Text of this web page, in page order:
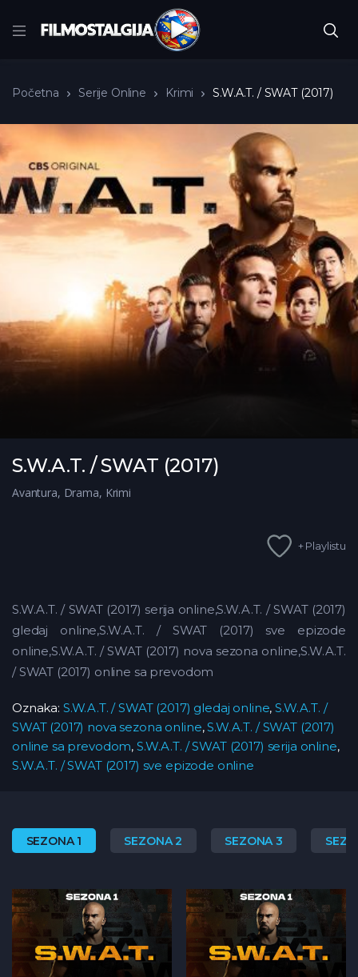
Početna Serije Online Krimi S.W.A.T. / SWAT (2017)
S.W.A.T. / SWAT (2017)
Avantura, Drama, Krimi
+ Playlistu
S.W.A.T. / SWAT (2017) serija online,S.W.A.T. / SWAT (2017)
gledaj online,S.W.A.T. / SWAT (2017) sve epizode
online,S.W.A.T. / SWAT (2017) nova sezona online,S.W.A.T.
/ SWAT (2017) online sa prevodom
Oznaka: S.W.A.T. / SWAT (2017) gledaj online,S.W.A.T. /
SWAT (2017) nova sezona online,S.W.A.T. / SWAT (2017)
online sa prevodom,S.W.A.T. / SWAT (2017) serija online,
S.W.A.T. / SWAT (2017) sve epizode online
SEZONA 1 SEZONA 2 SEZONA 3